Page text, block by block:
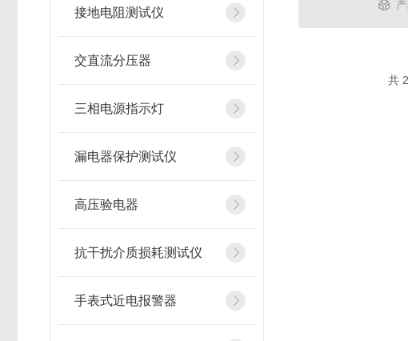
接地电阻测试仪
交直流分压器
三相电源指示灯
漏电器保护测试仪
高压验电器
抗干扰介质损耗测试仪
手表式近电报警器
共